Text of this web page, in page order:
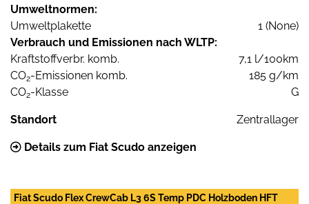
Umweltnormen:
Umweltplakette
1 (None)
Verbrauch und Emissionen nach WLTP:
Kraftstoffverbr. komb.
7,1 l/100km
CO2-Emissionen komb.
185 g/km
CO2-Klasse G
Standort Zentrallager
Details zum Fiat Scudo anzeigen
Fiat Scudo Flex CrewCab L3 6S Temp PDC Holzboden HFT